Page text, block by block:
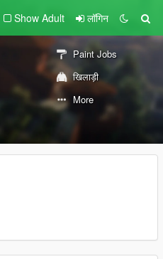
Show Adult लॉगिन
Paint Jobs
खिलाड़ी
More